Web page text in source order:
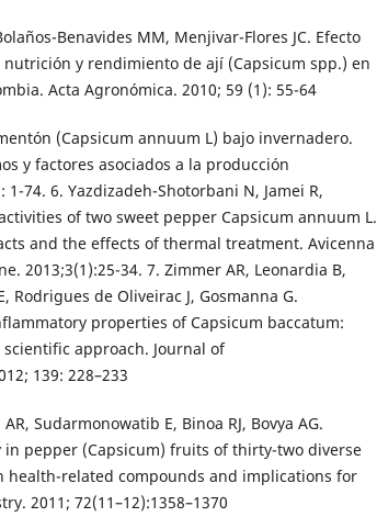
Benavides MM, Menjivar-Flores JC. Efecto
y rendimiento de ají (Capsicum spp.) en
Acta Agronómica. 2010; 59 (1): 55-64
(Capsicum annuum L) bajo invernadero.
y factores asociados a la producción
74. 6. Yazdizadeh-Shotorbani N, Jamei R,
of two sweet pepper Capsicum annuum L.
and the effects of thermal treatment. Avicenna
2013;3(1):25-34. 7. Zimmer AR, Leonardia B,
Rodrigues de Oliveirac J, Gosmanna G.
properties of Capsicum baccatum:
approach. Journal of
139: 228–233
Sudarmonowatib E, Binoa RJ, Bovya AG.
pepper (Capsicum) fruits of thirty-two diverse
health-related compounds and implications for
2011; 72(11–12):1358–1370